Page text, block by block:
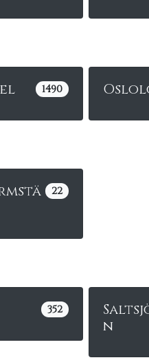
1490
22
352
n